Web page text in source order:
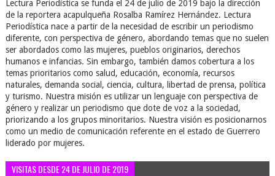
Lectura Periodística se funda el 24 de julio de 2019 bajo la dirección
de la reportera acapulqueña Rosalba Ramírez Hernández. Lectura
Periodística nace a partir de la necesidad de escribir un periodismo
diferente, con perspectiva de género, abordando temas que no suelen
ser abordados como las mujeres, pueblos originarios, derechos
humanos e infancias. Sin embargo, también damos cobertura a los
temas prioritarios como salud, educación, economía, recursos
naturales, demanda social, ciencia, cultura, libertad de prensa, política
y turismo. Nuestra misión es utilizar un lenguaje con perspectiva de
género y realizar un periodismo que dote de voz a la sociedad,
priorizando a los grupos minoritarios. Nuestra visión es posicionarnos
como un medio de comunicación referente en el estado de Guerrero
liderado por mujeres.
VISITAS DESDE 24 DE JULIO DE 2019